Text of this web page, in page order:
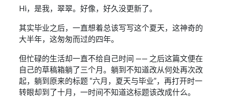
Hi，是我，翠翠。好像，好久没更新了。
其实毕业之后，一直想着总该写写这个夏天，这神奇的
大半年，这匆匆而过的四年。
但忙碌的生活却一直不给自己时间 —— 之后这篇文便在
自己的草稿箱躺了三个月。躺到不知道改从何处再次改
起，躺到原来的标题 “六月，夏天与毕业”，再打开时一
转眼却到了十月，一时间不知道这标题该改成什么。